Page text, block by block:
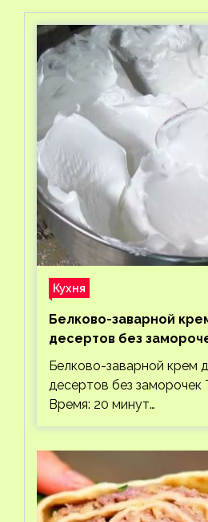
Кухня
Белково-заварной
десертов без
Белково-заварной крем
десертов без заморочек
Время: 20 минут…